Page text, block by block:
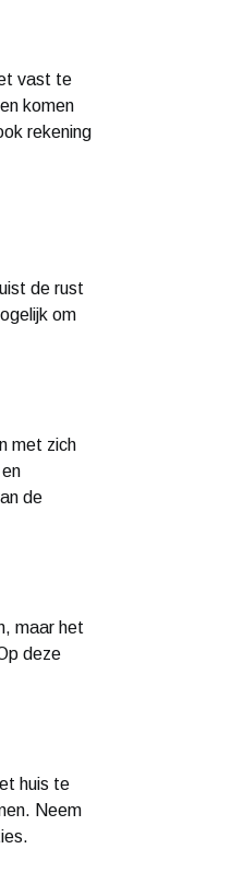
vast te
komen
rekening
de rust
om
met zich
de
maar het
deze
huis te
Neem